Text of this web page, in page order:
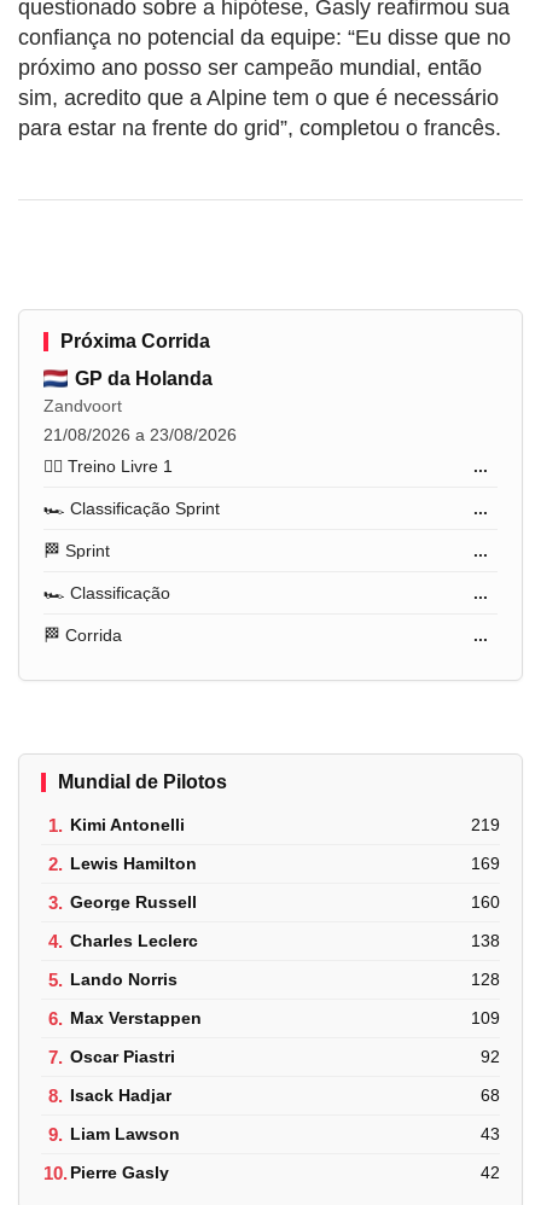
questionado sobre a hipótese, Gasly reafirmou sua
confiança no potencial da equipe: “Eu disse que no
próximo ano posso ser campeão mundial, então
sim, acredito que a Alpine tem o que é necessário
para estar na frente do grid”, completou o francês.
Próxima Corrida
GP da Holanda
Zandvoort
21/08/2026 a 23/08/2026
🏋️‍♂️ Treino Livre 1
...
🏎️ Classificação Sprint ...
🏁 Sprint ...
🏎️ Classificação ...
🏁 Corrida ...
Mundial de Pilotos
1. Kimi Antonelli 219
2. Lewis Hamilton 169
3. George Russell 160
4. Charles Leclerc 138
5. Lando Norris 128
6. Max Verstappen 109
7. Oscar Piastri 92
8. Isack Hadjar 68
9. Liam Lawson 43
10.Pierre Gasly 42